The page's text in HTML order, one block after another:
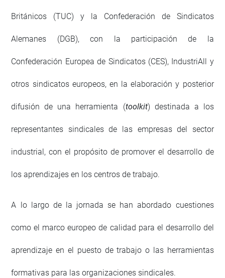
Británicos (TUC) y la Confederación de Sindicatos
Alemanes (DGB), con la participación de la
Confederación Europea de Sindicatos (CES), IndustriAll y
otros sindicatos europeos, en la elaboración y posterior
difusión de una herramienta (toolkit) destinada a los
representantes sindicales de las empresas del sector
industrial, con el propósito de promover el desarrollo de
los aprendizajes en los centros de trabajo.
A lo largo de la jornada se han abordado cuestiones
como el marco europeo de calidad para el desarrollo del
aprendizaje en el puesto de trabajo o las herramientas
formativas para las organizaciones sindicales.